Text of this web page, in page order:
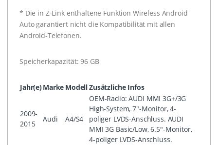
* Die in Z-Link enthaltene Funktion Wireless Android
Auto garantiert nicht die Kompatibilität mit allen
Android-Telefonen.
Speicherkapazität: 96 GB
Jahr(e)Marke ModellZusätzliche Infos
2009-
2015
Audi A4/S4
OEM-Radio: AUDI MMI 3G+/3G
High-System, 7"-Monitor, 4-
poliger LVDS-Anschluss. AUDI
MMI 3G Basic/Low, 6.5"-Monitor,
4-poliger LVDS-Anschluss.